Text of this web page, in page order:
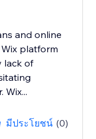
and online
platform
lack of
มีประโยชน์ (0)